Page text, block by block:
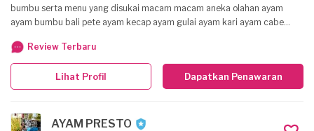
bumbu serta menu yang disukai macam macam aneka olahan ayam
ayam bumbu bali pete ayam kecap ayam gulai ayam kari ayam cabe
kriuk bumbu saus ayam kentuky ayam balado ayam rendang
Review Terbaru
Dapatkan Penawaran
Lihat Profil
AYAM PRESTO